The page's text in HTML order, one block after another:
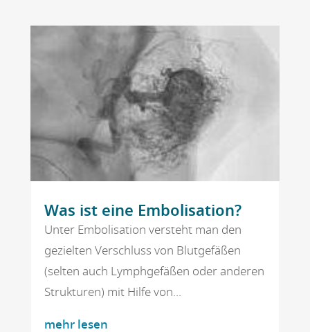
Was ist eine Embolisation?
Unter Embolisation versteht man den
gezielten Verschluss von Blutgefäßen
(selten auch Lymphgefäßen oder anderen
Strukturen) mit Hilfe von...
mehr lesen